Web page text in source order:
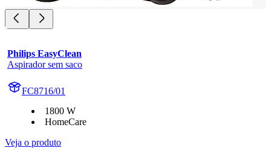
Philips EasyClean
Aspirador sem saco
FC8716/01
1800 W
HomeCare
Veja o produto